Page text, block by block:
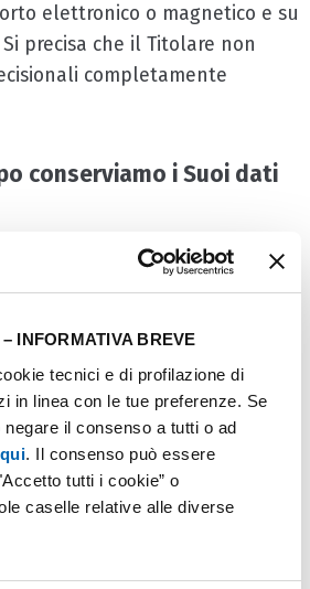
INFORMATIVA BREVE
tecnici e di profilazione di
in linea con le tue preferenze. Se
il consenso a tutti o ad
. Il consenso può essere
tutti i cookie” o
caselle relative alle diverse
elettronico o magnetico e su
precisa che il Titolare non
completamente
conserviamo i Suoi dati
i Suoi dati saranno
massimo di 12 mesi al
e non reversibile.
i Suoi dati personali?
dati esclusivamente ai soggetti
per lo svolgimento di attività
delle finalità
nominati Responsabili ai